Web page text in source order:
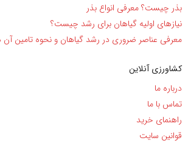
بذر چیست؟ معرفی انواع بذر
نیاز‌های اولیه گیاهان برای رشد چیست؟
معرفی عناصر ضروری در رشد گیاهان و نحوه تامین آن
کشاورزی آنلاین
درباره ما
تماس با ما
راهنمای خرید
قوانین سایت